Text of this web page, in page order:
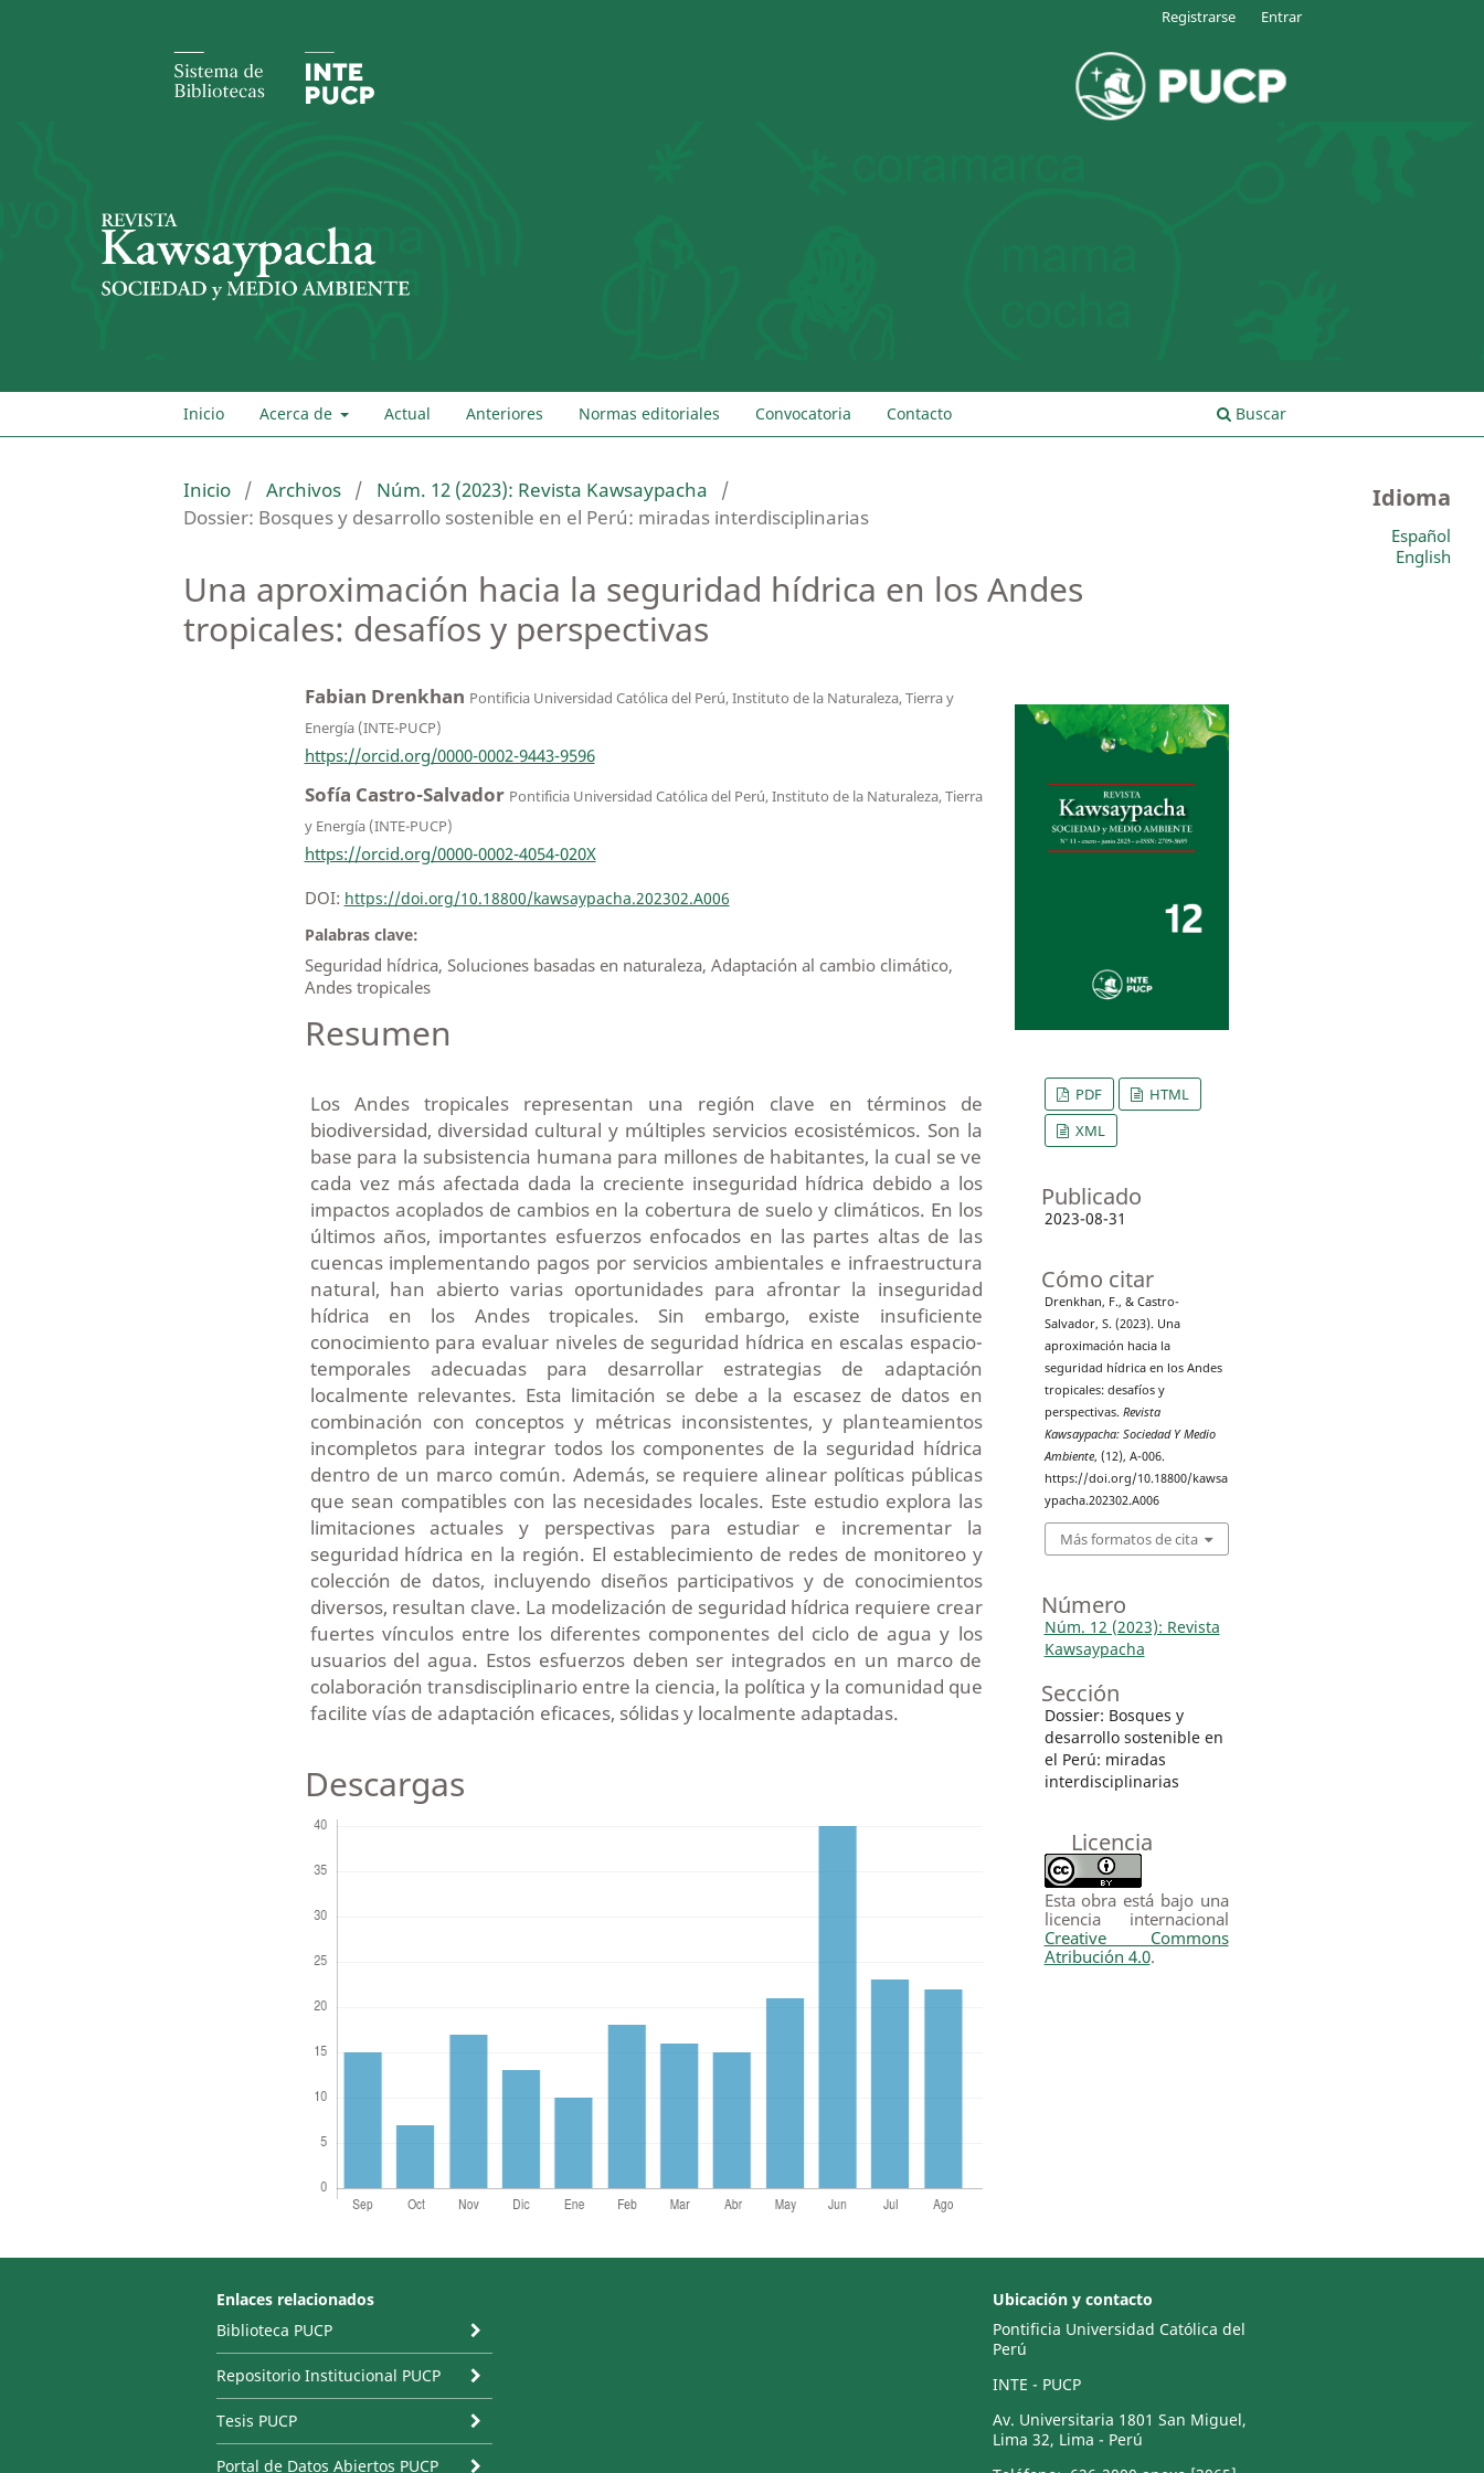
Inicio Acerca de Actual Anteriores Normas editoriales Convocatoria Contacto Buscar
Registrarse Entrar
Inicio / Archivos / Núm. 12 (2023): Revista Kawsaypacha
/
Dossier: Bosques y desarrollo sostenible en el Perú: miradas interdisciplinarias
Una aproximación hacia la seguridad hídrica en los Andes
tropicales: desafíos y perspectivas
Fabian Drenkhan Pontificia Universidad Católica del Perú, Instituto de la Naturaleza, Tierra y
Energía (INTE-PUCP)
https://orcid.org/0000-0002-9443-9596
Sofía Castro-Salvador Pontificia Universidad Católica del Perú, Instituto de la Naturaleza, Tierra
y Energía (INTE-PUCP)
https://orcid.org/0000-0002-4054-020X
DOI: https://doi.org/10.18800/kawsaypacha.202302.A006
Palabras clave:
Seguridad hídrica, Soluciones basadas en naturaleza, Adaptación al cambio climático,
Andes tropicales
Resumen
Los Andes tropicales representan una región clave en términos de
biodiversidad, diversidad cultural y múltiples servicios ecosistémicos. Son la
base para la subsistencia humana para millones de habitantes, la cual se ve
cada vez más afectada dada la creciente inseguridad hídrica debido a los
impactos acoplados de cambios en la cobertura de suelo y climáticos. En los
últimos años, importantes esfuerzos enfocados en las partes altas de las
cuencas implementando pagos por servicios ambientales e infraestructura
natural, han abierto varias oportunidades para afrontar la inseguridad
hídrica en los Andes tropicales. Sin embargo, existe insuficiente
conocimiento para evaluar niveles de seguridad hídrica en escalas espacio-
temporales adecuadas para desarrollar estrategias de adaptación
localmente relevantes. Esta limitación se debe a la escasez de datos en
combinación con conceptos y métricas inconsistentes, y planteamientos
incompletos para integrar todos los componentes de la seguridad hídrica
dentro de un marco común. Además, se requiere alinear políticas públicas
que sean compatibles con las necesidades locales. Este estudio explora las
limitaciones actuales y perspectivas para estudiar e incrementar la
seguridad hídrica en la región. El establecimiento de redes de monitoreo y
colección de datos, incluyendo diseños participativos y de conocimientos
diversos, resultan clave. La modelización de seguridad hídrica requiere crear
fuertes vínculos entre los diferentes componentes del ciclo de agua y los
usuarios del agua. Estos esfuerzos deben ser integrados en un marco de
colaboración transdisciplinario entre la ciencia, la política y la comunidad que
facilite vías de adaptación eficaces, sólidas y localmente adaptadas.
Descargas
PDF
HTML
XML
Publicado
2023-08-31
Cómo citar
Drenkhan, F., & Castro-
Salvador, S. (2023). Una
aproximación hacia la
seguridad hídrica en los Andes
tropicales: desafíos y
perspectivas. Revista
Kawsaypacha: Sociedad Y Medio
Ambiente, (12), A-006.
https://doi.org/10.18800/kawsa
ypacha.202302.A006
Más formatos de cita
Número
Núm. 12 (2023): Revista
Kawsaypacha
Sección
Dossier: Bosques y
desarrollo sostenible en
el Perú: miradas
interdisciplinarias
Licencia
Esta obra está bajo una
licencia internacional
Creative Commons
Atribución 4.0.
Idioma
Español
English
Enlaces relacionados
Biblioteca PUCP
Repositorio Institucional PUCP
Tesis PUCP
Portal de Datos Abiertos PUCP
Ubicación y contacto
Pontificia Universidad Católica del
Perú
INTE - PUCP
Av. Universitaria 1801 San Miguel,
Lima 32, Lima - Perú